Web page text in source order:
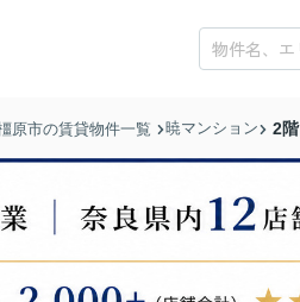
原市の賃貸物件一覧 暁マンション 2階